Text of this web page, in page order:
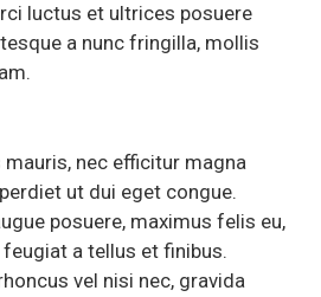
luctus et ultrices posuere
a nunc fringilla, mollis
nec efficitur magna
ut dui eget congue.
posuere, maximus felis eu,
a tellus et finibus.
vel nisi nec, gravida